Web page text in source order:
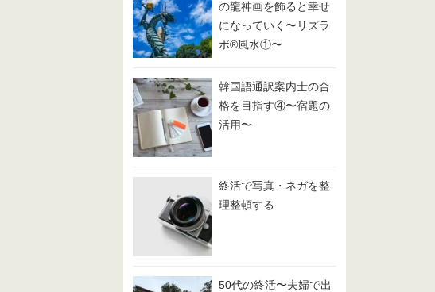
の龍神画を飾ると幸せ
になっていく〜リズラ
ボ®️風水①〜
韓国語通訳案内士の合
格を目指す④〜宿題の
活用〜
終活で写真・ネガを整
理整頓する
50代の終活〜夫婦で出